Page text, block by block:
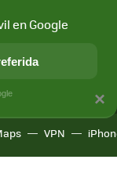
VPN
×
en Google